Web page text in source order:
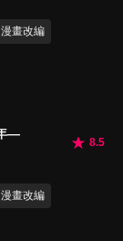
漫畫改編
—
8.5
漫畫改編